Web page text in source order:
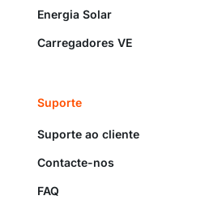
Energia Solar
Carregadores VE
Suporte
Suporte ao cliente
Contacte-nos
FAQ